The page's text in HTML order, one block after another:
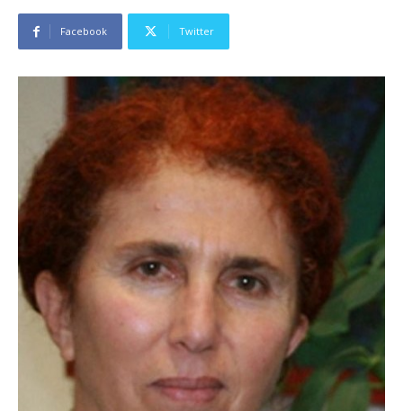
Facebook Twitter